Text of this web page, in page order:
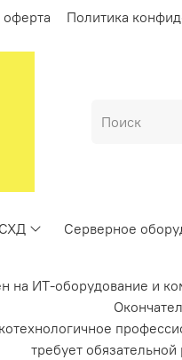
Политика
СХД Серверное
на ИТ-оборудование и
требует